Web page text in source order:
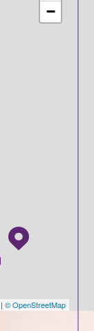
−
| © OpenStreetMap